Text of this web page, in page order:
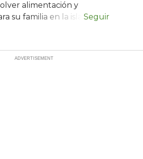
alimentación y
su familia en la isla.